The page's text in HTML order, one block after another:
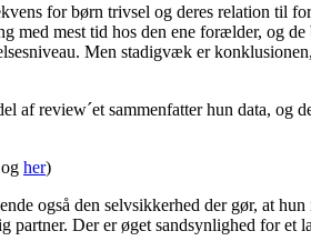
for børn trivsel og deres relation til
med mest tid hos den ene forælder, og
Men stadigvæk er
af review´et sammenfatter hun data, og
her)
også den selvsikkerhed der gør, at
Der er øget sandsynlighed for et